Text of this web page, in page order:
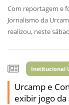
Com reportagem e
Jornalismo da
realizou, neste
Institucional
Urcamp e
exibir jogo